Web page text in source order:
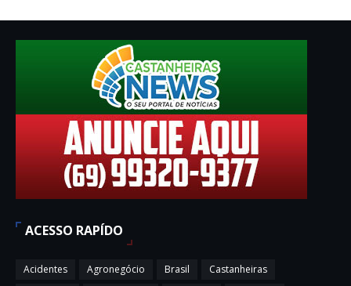
ACESSO RAPÍDO
Acidentes Agronegócio Brasil
Castanheiras